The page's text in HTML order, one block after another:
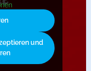
und